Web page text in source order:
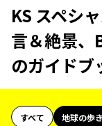
KS スペシ
言＆絶景、
のガイドブ
すべて 地球の歩